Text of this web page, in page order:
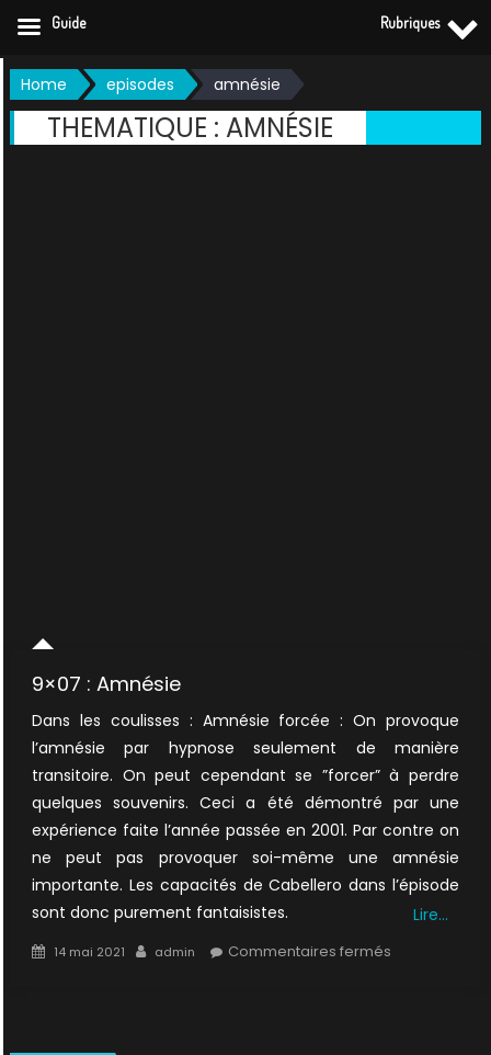
Skip
to
content
Home episodes amnésie
THEMATIQUE : AMNÉSIE
9×07 : Amnésie
Dans les coulisses : Amnésie forcée : On provoque
l’amnésie par hypnose seulement de manière
transitoire. On peut cependant se ”forcer” à perdre
quelques souvenirs. Ceci a été démontré par une
expérience faite l’année passée en 2001. Par contre on
ne peut pas provoquer soi-même une amnésie
importante. Les capacités de Cabellero dans l’épisode
sont donc purement fantaisistes.
Lire…
Posted
14 mai 2021 Author
admin Commentaires ferméssur
Guide Rubriques